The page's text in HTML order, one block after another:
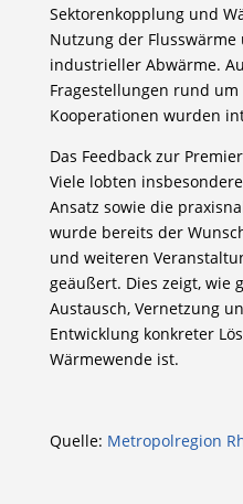
Sektorenkopplung und
Nutzung der
industrieller Abwärme.
Fragestellungen rund
Kooperationen wurden
Das Feedback zur
Viele lobten
Ansatz sowie die
wurde bereits der
und weiteren
geäußert. Dies zeigt, wie
Austausch, Vernetzung
Entwicklung konkreter
Wärmewende ist.
Quelle: Metropolregion